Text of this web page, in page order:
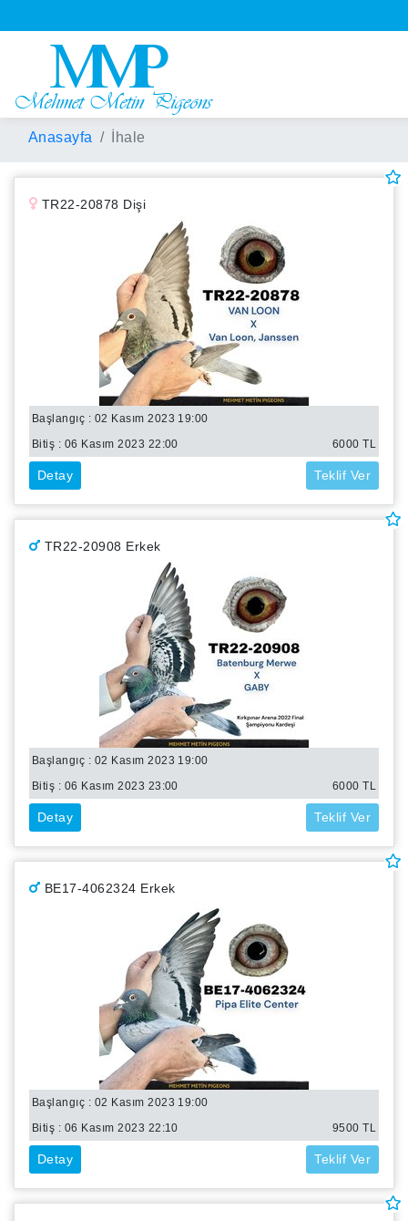
Anasayfa İhale
TR22-20878 Dişi
Başlangıç : 02 Kasım 2023 19:00
Bitiş : 06 Kasım 2023 22:00 6000TL
Detay Teklif Ver
TR22-20908 Erkek
Başlangıç : 02 Kasım 2023 19:00
Bitiş : 06 Kasım 2023 23:00 6000TL
Detay Teklif Ver
BE17-4062324 Erkek
Başlangıç : 02 Kasım 2023 19:00
Bitiş : 06 Kasım 2023 22:10 9500TL
Detay Teklif Ver